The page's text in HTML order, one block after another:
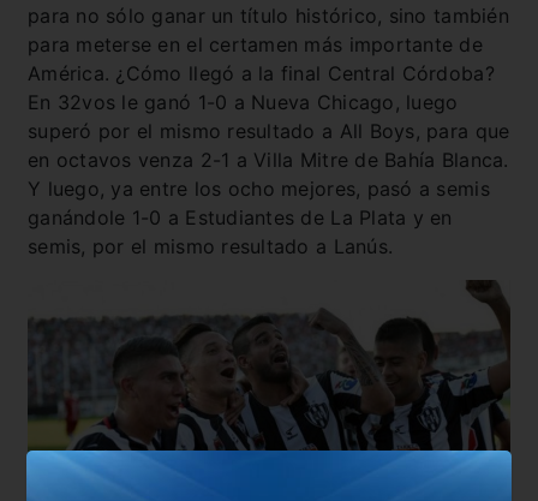
para no sólo ganar un título histórico, sino también
para meterse en el certamen más importante de
América. ¿Cómo llegó a la final Central Córdoba?
En 32vos le ganó 1-0 a Nueva Chicago, luego
superó por el mismo resultado a All Boys, para que
en octavos venza 2-1 a Villa Mitre de Bahía Blanca.
Y luego, ya entre los ocho mejores, pasó a semis
ganándole 1-0 a Estudiantes de La Plata y en
semis, por el mismo resultado a Lanús.